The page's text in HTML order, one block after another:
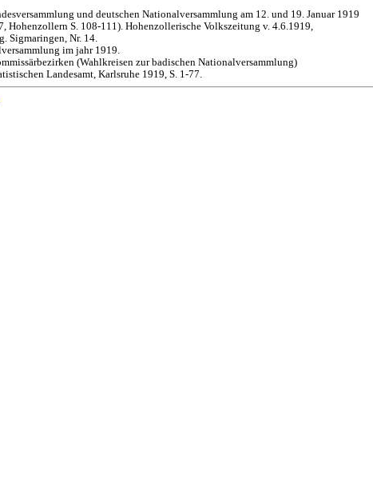
und deutschen Nationalversammlung am 12. und 19. Januar 1919
Hohenzollern S. 108-111). Hohenzollerische Volkszeitung v. 4.6.1919,
Sigmaringen, Nr. 14.
im jahr 1919.
(Wahlkreisen zur badischen Nationalversammlung)
Landesamt, Karlsruhe 1919, S. 1-77.